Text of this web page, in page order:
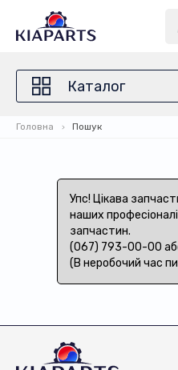
Каталог
Головна Пошук
Упс! Цікава
наших
запчастин.
(067) 793-00-00
(В неробочий час